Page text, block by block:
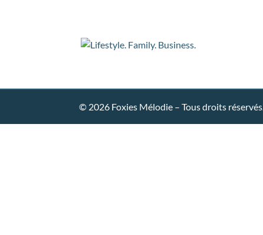
Mentions légales-Politique de confidentialité
© 2026 Foxies Mélodie – Tous droits réservés.